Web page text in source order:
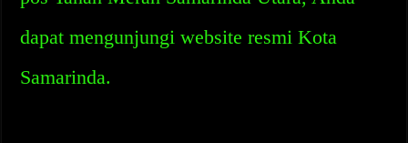
dapat mengunjungi website resmi Kota
Samarinda.